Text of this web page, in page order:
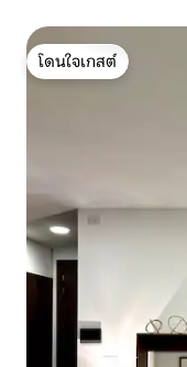
โดนใจเกสต์
โดนใจเกสต์